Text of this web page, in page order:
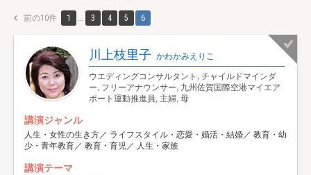
前の10件 1 ... 3 4 5 6
川上枝里子 かわかみえりこ
ウエディングコンサルタント, チャイルドマインダ
ー, フリーアナウンサー, 九州佐賀国際空港マイエア
ポート運動推進員, 主婦, 母
講演ジャンル
人生・女性の生き方／ ライフスタイル・恋愛・婚活・結婚／ 教育・幼
少・青年教育／ 教育・育児／ 人生・家族
講演テーマ